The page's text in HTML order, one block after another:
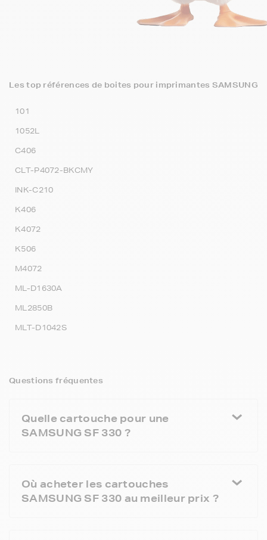
Les top références de boites pour imprimantes SAMSUNG
101
1052L
C406
CLT-P4072-BKCMY
INK-C210
K406
K4072
K506
M4072
ML-D1630A
ML2850B
MLT-D1042S
Questions fréquentes
Quelle cartouche pour une
SAMSUNG SF 330 ?
Où acheter les cartouches
SAMSUNG SF 330 au meilleur prix ?